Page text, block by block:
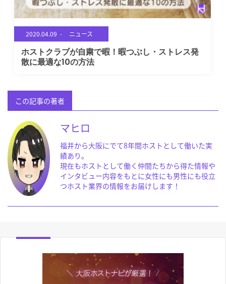
2020.04.09 - ニュース
ホストクラブが自粛で暇！暇つぶし・ストレス発
散に最適な10の方法
この記事の著者
マヒロ
福井から大阪にでて8年間ホストとして働いた実
績あり。
現在もホストとして働く仲間たちから得た情報や
インタビュー内容をもとに女性にも男性にも役立
つホスト業界の情報をお届けします！